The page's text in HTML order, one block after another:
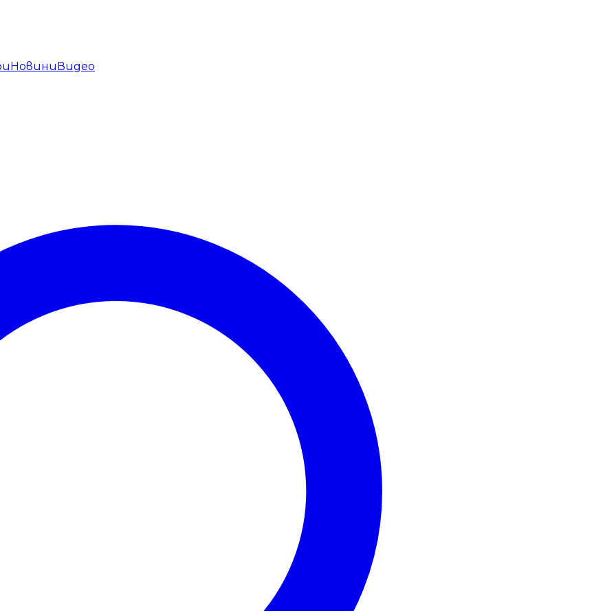
НовиниВидео